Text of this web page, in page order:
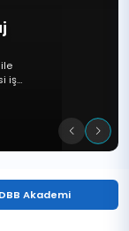
Dünyası”
Yayımlandı
Akademi